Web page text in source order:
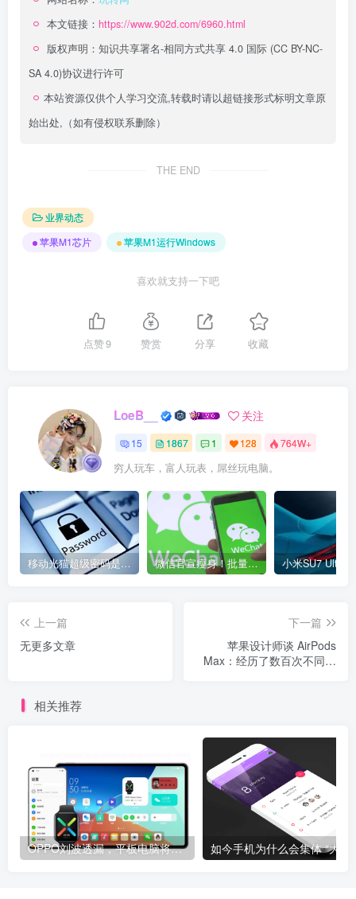
本文链接： https://www.902d.com/6960.html
版权声明： 知识共享署名-相同方式共享 4.0 国际 (CC BY-NC-
SA 4.0)协议进行许可
本站资源仅供个人学习交流,转载时请以超链接形式标明文章原
始出处,（如有侵权联系删除）
THE END
业界动态
苹果M1芯片
苹果M1运行Windows
喜欢就支持一下吧
点赞9 赞赏 分享 收藏
LoeB__ 关注
15 1867 1 128 764W+
穷人玩车，富人玩表，屌丝玩电脑。
移动光猫超级密码是多少？移动光猫超级管理员后台账号与密码 微信官宣瘦身！批量清理原图新功能来了 安卓、iOS均可使用
上一篇
无更多文章
下一篇
苹果设计师谈 AirPods
Max：经历了数百次不同的
相关推荐
OPPO刘波透漏，平板电脑将于明年上半年发布